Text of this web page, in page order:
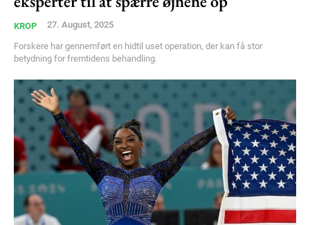
KROP 27. August, 2025
Forskere har gennemført en hidtil uset operation, der kan få stor
betydning for fremtidens behandling.